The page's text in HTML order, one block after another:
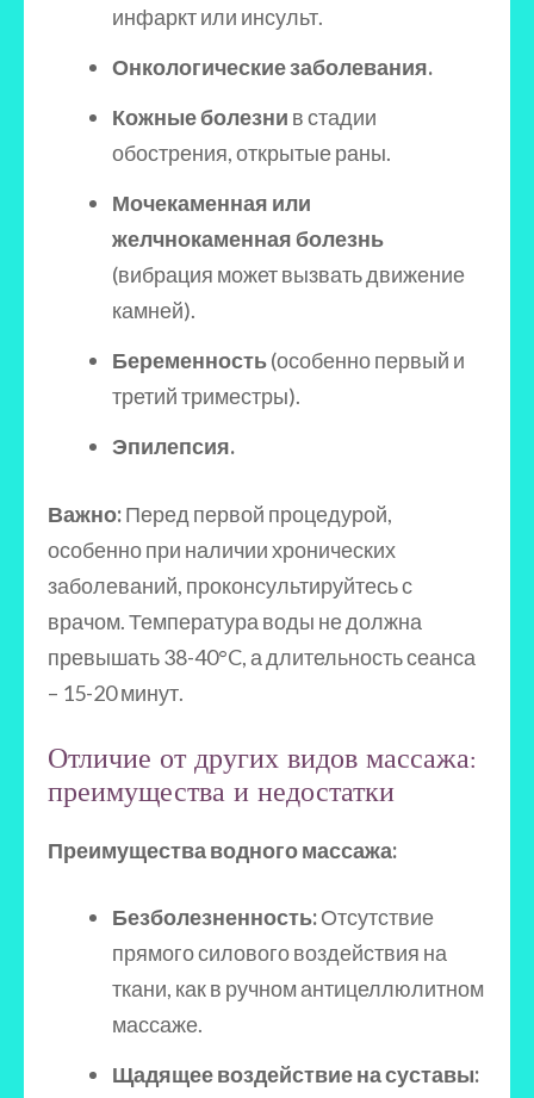
инфаркт или инсульт.
Онкологические заболевания.
Кожные болезни в стадии
обострения, открытые раны.
Мочекаменная или
желчнокаменная болезнь
(вибрация может вызвать движение
камней).
Беременность(особенно первый и
третий триместры).
Эпилепсия.
Важно:Перед первой процедурой,
особенно при наличии хронических
заболеваний, проконсультируйтесь с
врачом. Температура воды не должна
превышать 38-40°C, а длительность сеанса
– 15-20 минут.
Отличие от других видов массажа:
преимущества и недостатки
Преимущества водного массажа:
Безболезненность:Отсутствие
прямого силового воздействия на
ткани, как в ручном антицеллюлитном
массаже.
Щадящее воздействие на суставы: